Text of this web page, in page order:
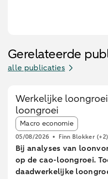
Gerelateerde
alle publicaties
Werkelijke
loongroei
Article tags:
Macro economie
05/08/2026 Finn Blokker (+2)
Bij analyses van
op de cao-loongroei.
daadwerkelijke